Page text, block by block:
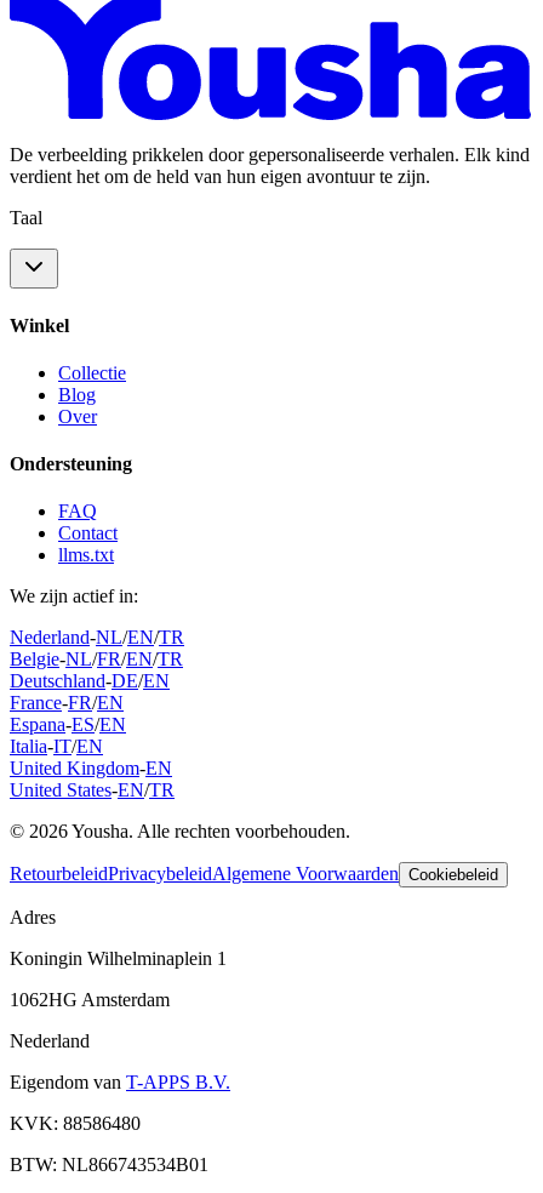
De verbeelding prikkelen door gepersonaliseerde verhalen. Elk kind
verdient het om de held van hun eigen avontuur te zijn.
Taal
Winkel
Collectie
Blog
Over
Ondersteuning
FAQ
Contact
llms.txt
We zijn actief in:
Nederland-NL/EN/TR
Belgie-NL/FR/EN/TR
Deutschland-DE/EN
France-FR/EN
Espana-ES/EN
Italia-IT/EN
United Kingdom-EN
United States-EN/TR
© 2026 Yousha. Alle rechten voorbehouden.
RetourbeleidPrivacybeleidAlgemene Voorwaarden Cookiebeleid
Adres
Koningin Wilhelminaplein 1
1062HG Amsterdam
Nederland
Eigendom van T-APPS B.V.
KVK: 88586480
BTW: NL866743534B01